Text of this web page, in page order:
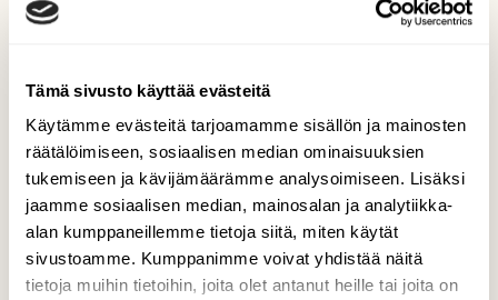
Tämä sivusto käyttää evästeitä
Käytämme evästeitä tarjoamamme sisällön ja mainosten
räätälöimiseen, sosiaalisen median ominaisuuksien
tukemiseen ja kävijämäärämme analysoimiseen. Lisäksi
jaamme sosiaalisen median, mainosalan ja analytiikka-
alan kumppaneillemme tietoja siitä, miten käytät
sivustoamme. Kumppanimme voivat yhdistää näitä
tietoja muihin tietoihin, joita olet antanut heille tai joita on